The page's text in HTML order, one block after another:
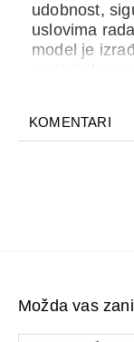
udobnost,
uslovima
model je
tokom
KOMENTARI
Možda vas